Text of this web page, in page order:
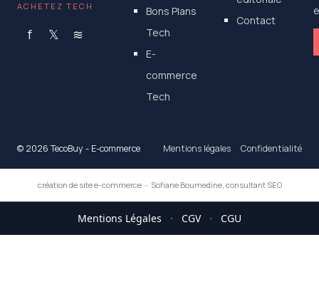
ACHETEZ TECH
f 𝕏 ≋
Bons Plans
Tech
E-
commerce
Tech
Contact
© 2026 TecoBuy - E-commerce Mentions légales Confidentialité
création de site e-commerce— Sofiane Boumedine, consultant SEO
Mentions Légales · CGV · CGU